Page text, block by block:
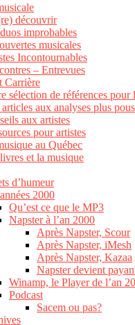
découvrir
improbables
musicales
Incontournables
– Entrevues
Carrière
sélection de références pour
aux analyses plus
aux artistes
pour artistes
au Québec
et la musique
d’humeur
2000
Qu’est ce que le MP3
Napster à l’an 2000
Après Napster, Scour
Après Napster, iMesh
Après Napster, Kazaa
Napster devient
Winamp, le Player de l’an
Podcast
Sacem ou pas?